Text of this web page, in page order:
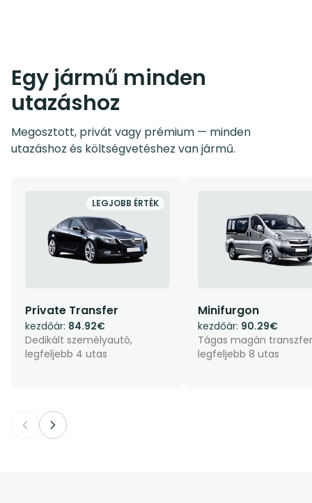
Egy jármű minden
utazáshoz
Megosztott, privát vagy prémium — minden
utazáshoz és költségvetéshez van jármű.
LEGJOBB ÉRTÉK
Private Transfer
kezdőár: 84.92€
Dedikált személyautó,
legfeljebb 4 utas
Minifurgon
kezdőár: 90.29€
Tágas magán
legfeljebb 8 utas